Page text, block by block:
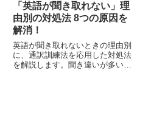
「英語が聞き取れない」理
由別の対処法 8つの原因を
解消！
英語が聞き取れないときの理由別
に、通訳訓練法を応用した対処法
を解説します。聞き違いが多い、